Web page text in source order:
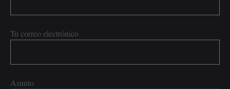
Tu correo electrónico
Asunto